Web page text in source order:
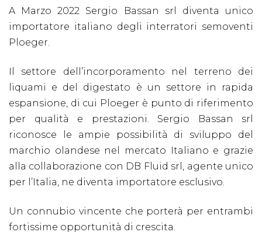
+
SERVIZI
+
NEWS
CONTATTI
A Marzo 2022 Sergio Bassan srl diventa unico
importatore italiano degli interratori semoventi
Ploeger.
Il settore dell’incorporamento nel terreno dei
liquami e del digestato è un settore in rapida
espansione, di cui Ploeger è punto di riferimento
per qualità e prestazioni. Sergio Bassan srl
riconosce le ampie possibilità di sviluppo del
marchio olandese nel mercato Italiano e grazie
alla collaborazione con DB Fluid srl, agente unico
per l’Italia, ne diventa importatore esclusivo.
Un connubio vincente che porterà per entrambi
fortissime opportunità di crescita.